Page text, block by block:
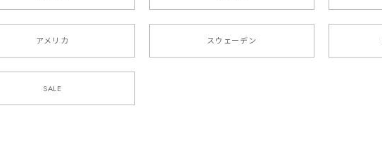
アメリカ スウェーデン
SALE